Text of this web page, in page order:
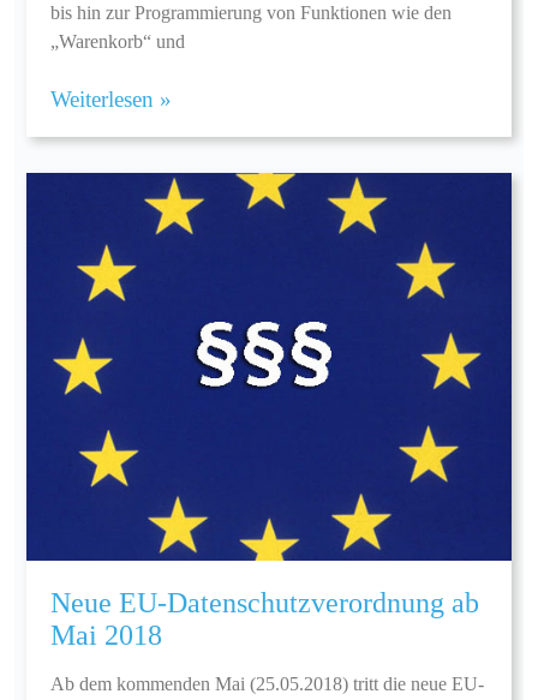
bis hin zur Programmierung von Funktionen wie den
„Warenkorb“ und
Weiterlesen »
Neue EU-Datenschutzverordnung ab
Mai 2018
Ab dem kommenden Mai (25.05.2018) tritt die neue EU-